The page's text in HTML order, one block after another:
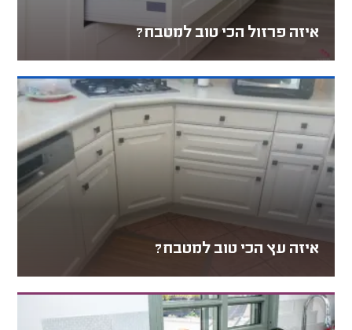
איזה פרזול הכי טוב למטבח?
איזה עץ הכי טוב למטבח?